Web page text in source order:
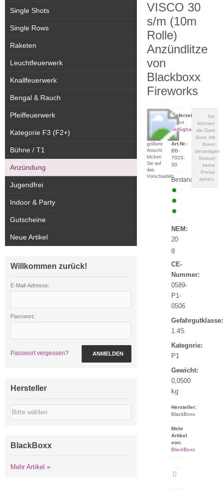
VISCO 30
s/m (10m
Rolle)
Anzündlitze
von
Blackboxx
Fireworks
Für eine
größere
Ansicht
klicken
Sie auf
das
Vorschaubild
Sie
können
als Gast
(bzw. mit
Ihrem
derzeitigen
Status)
keine
Preise
sehen.
Lieferzeit:
sofort
verfügbar
Art.Nr.:
BB-
7023-
30
Bestand:
NEM:
20
g
CE-
Nummer:
0589-
P1-
0506
Gefahrgutklasse:
1.4S
Kategorie:
P1
Gewicht:
0,0500
kg
Hersteller:
BlackBoxx
Mehr
Artikel
von:
BlackBoxx
Single Shots
Single Rows
Raketen
Leuchtfeuerwerk
Knallfeuerwerk
Bengal & Rauch
Pfeiffeuerwerk
Kategorie F3 (F2+)
Bühne / T1
Anzündung
Jugendfrei
Indoor & Party
Gutscheine
Neue Artikel
Willkommen zurück!
E-Mail-Adresse:
Passwort:
Passwort vergessen? ANMELDEN
Hersteller
BlackBoxx
Mehr Artikel »